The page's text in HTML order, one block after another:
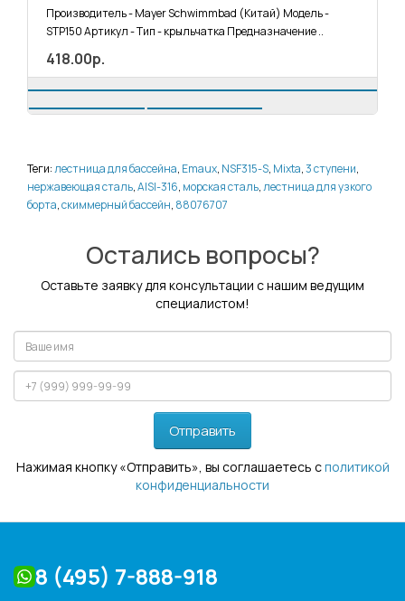
Производитель - Mayer Schwimmbad (Китай) Модель -
STP150 Артикул - Тип - крыльчатка Предназначение ..
418.00р.
Теги:лестница для бассейна, Emaux, NSF315-S, Mixta,3 ступени,
нержавеющая сталь,AISI-316, морская сталь,лестница для узкого
борта,скиммерный бассейн, 88076707
Остались вопросы?
Оставьте заявку для консультации с нашим ведущим
специалистом!
Отправить
Нажимая кнопку «Отправить», вы соглашаетесь сполитикой
конфиденциальности
8 (495) 7-888-918